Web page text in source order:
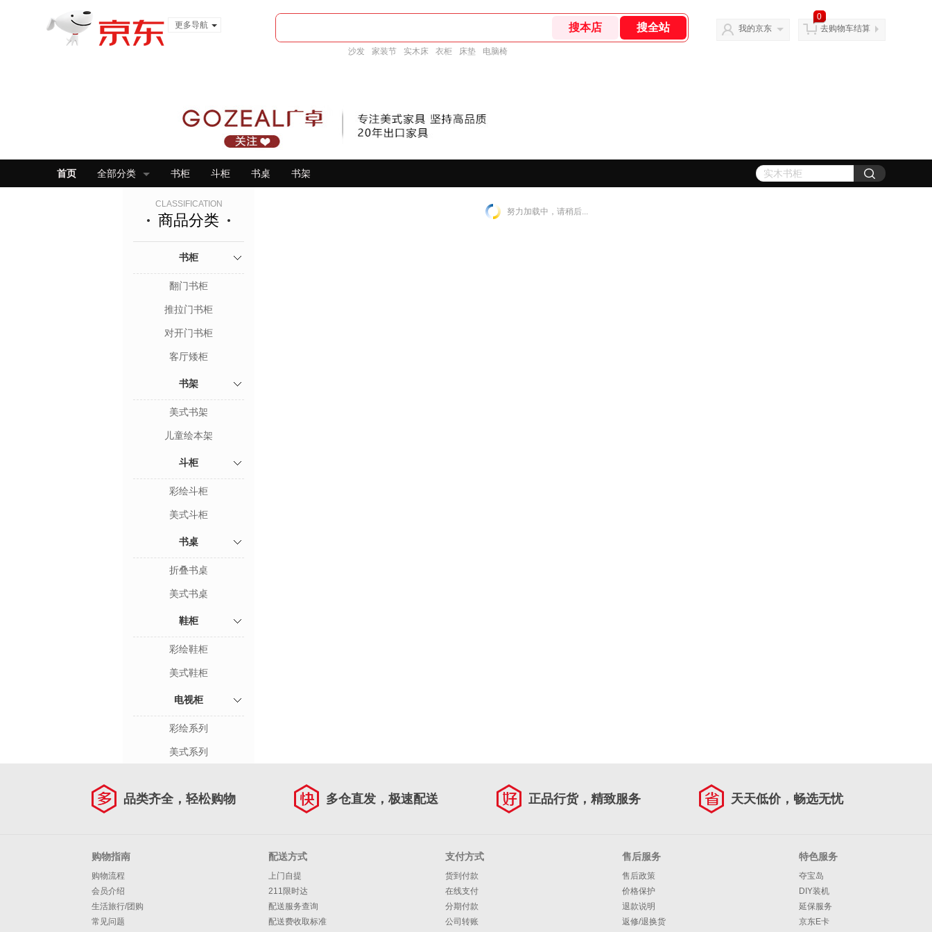
更多导航
沙发 家装节 实木床 衣柜 床垫 电脑椅
我的京东
0
去购物车结算
首页 全部分类 书柜 斗柜 书桌 书架
CLASSIFICATION
商品分类
书柜
翻门书柜
推拉门书柜
对开门书柜
客厅矮柜
书架
美式书架
儿童绘本架
斗柜
彩绘斗柜
美式斗柜
书桌
折叠书桌
美式书桌
鞋柜
彩绘鞋柜
美式鞋柜
电视柜
彩绘系列
美式系列
努力加载中，请稍后...
品类齐全，轻松购物 多仓直发，极速配送 正品行货，精致服务 天天低价，畅选无忧
购物指南
购物流程
会员介绍
生活旅行/团购
常见问题
配送方式
上门自提
211限时达
配送服务查询
配送费收取标准
支付方式
货到付款
在线支付
分期付款
公司转账
售后服务
售后政策
价格保护
退款说明
返修/退换货
特色服务
夺宝岛
DIY装机
延保服务
京东E卡